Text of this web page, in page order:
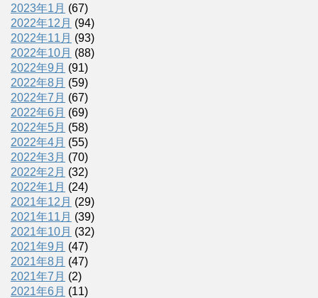
2023年1月 (67)
2022年12月 (94)
2022年11月 (93)
2022年10月 (88)
2022年9月 (91)
2022年8月 (59)
2022年7月 (67)
2022年6月 (69)
2022年5月 (58)
2022年4月 (55)
2022年3月 (70)
2022年2月 (32)
2022年1月 (24)
2021年12月 (29)
2021年11月 (39)
2021年10月 (32)
2021年9月 (47)
2021年8月 (47)
2021年7月 (2)
2021年6月 (11)